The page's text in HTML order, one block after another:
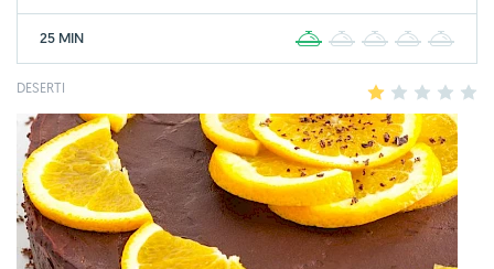
25 MIN 2 3 4
DESERTI 2 3 4